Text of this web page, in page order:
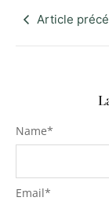
Article
Name*
Email*